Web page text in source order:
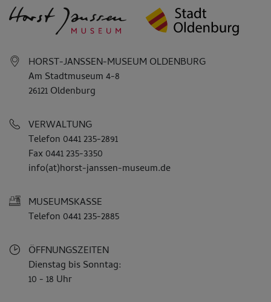
HORST-JANSSEN-MUSEUM OLDENBURG
Am Stadtmuseum 4-8
26121 Oldenburg
VERWALTUNG
Telefon 0441 235-2891
Fax 0441 235-3350
info(at)horst-janssen-museum.de
MUSEUMSKASSE
Telefon 0441 235-2885
ÖFFNUNGSZEITEN
Dienstag bis Sonntag:
10 - 18 Uhr